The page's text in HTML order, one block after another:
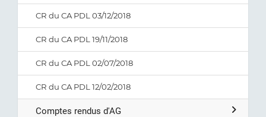
CR du CA PDL 03/12/2018
CR du CA PDL 19/11/2018
CR du CA PDL 02/07/2018
CR du CA PDL 12/02/2018
Comptes rendus d'AG